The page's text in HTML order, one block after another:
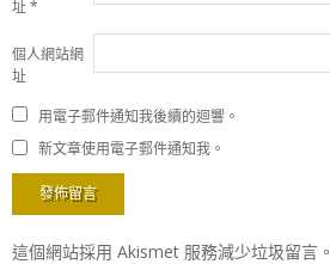
址*
個人網站網
址
用電子郵件通知我後續的迴響。
新文章使用電子郵件通知我。
這個網站採用 Akismet 服務減少垃圾留言。